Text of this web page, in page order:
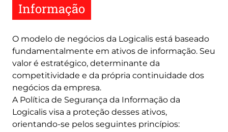
Informação
O modelo de negócios da Logicalis está baseado
fundamentalmente em ativos de informação. Seu
valor é estratégico, determinante da
competitividade e da própria continuidade dos
negócios da empresa.
A Política de Segurança da Informação da
Logicalis visa a proteção desses ativos,
orientando-se pelos seguintes princípios: